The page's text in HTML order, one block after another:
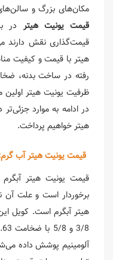
مکان‌های بزرگ و
قیمت یونیت هیتر در
قیمت‌گذاری نقش دارند
هیتر با قیمت و کیفیت
رفته در ساخت بدنه،
ظرفیت یونیت هیتر
در ادامه به موارد
هیتر خواهیم پرداخت.
قیمت یونیت هیتر آب
قیمت یونیت هیتر آبگرم
هیتر آبگرم است. کویل
آلومینیم پوشش داده